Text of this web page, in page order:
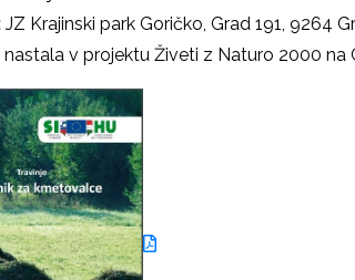
JZ Krajinski park Goričko, Grad 191, 9264
nastala v projektu Živeti z Naturo 2000 na